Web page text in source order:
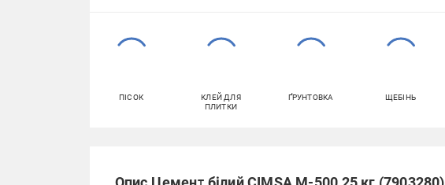
ПІСОК
КЛЕЙ ДЛЯ
ПЛИТКИ
ҐРУНТОВКА ЩЕБІНЬ